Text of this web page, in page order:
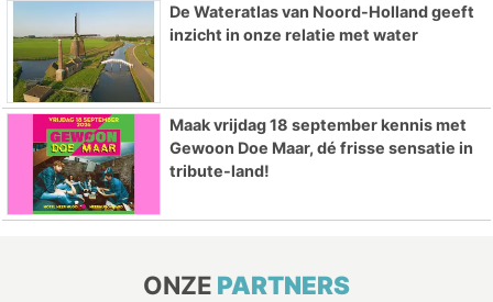
De Wateratlas van Noord-Holland geeft
inzicht in onze relatie met water
Maak vrijdag 18 september kennis met
Gewoon Doe Maar, dé frisse sensatie in
tribute-land!
ONZE PARTNERS